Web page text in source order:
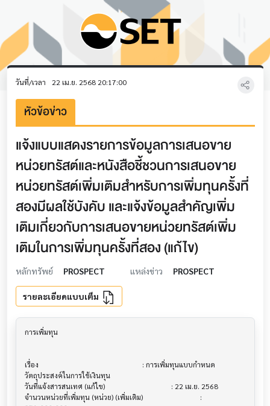
วันที่/เวลา 22 เม.ย. 2568 20:17:00
หัวข้อข่าว
แจ้งแบบแสดงรายการข้อมูลการเสนอขาย
หน่วยทรัสต์และหนังสือชี้ชวนการเสนอขาย
หน่วยทรัสต์เพิ่มเติมสำหรับการเพิ่มทุนครั้งที่
สองมีผลใช้บังคับ และแจ้งข้อมูลสำคัญเพิ่ม
เติมเกี่ยวกับการเสนอขายหน่วยทรัสต์เพิ่ม
เติมในการเพิ่มทุนครั้งที่สอง (แก้ไข)
หลักทรัพย์ PROSPECT แหล่งข่าว PROSPECT
รายละเอียดแบบเต็ม
การเพิ่มทุน
เรื่อง                                  			 : การเพิ่มทุนแบบกำหนด
วัตถุประสงค์ในการใช้เงินทุน
วันที่แจ้งสารสนเทศ (แก้ไข)                			 : 22 เม.ย. 2568
จำนวนหน่วยที่เพิ่มทุน (หน่วย) (เพิ่มเติม)       			 :